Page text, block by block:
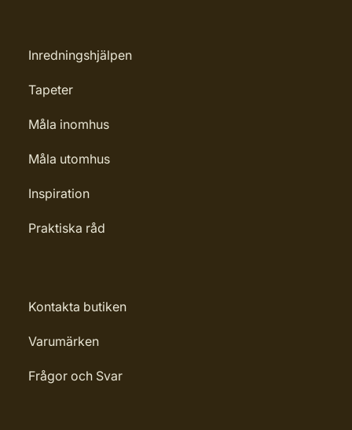
Inredningshjälpen
Tapeter
Måla inomhus
Måla utomhus
Inspiration
Praktiska råd
Kontakta butiken
Varumärken
Frågor och Svar